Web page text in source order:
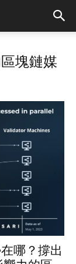
塊鏈媒
哪？撐出